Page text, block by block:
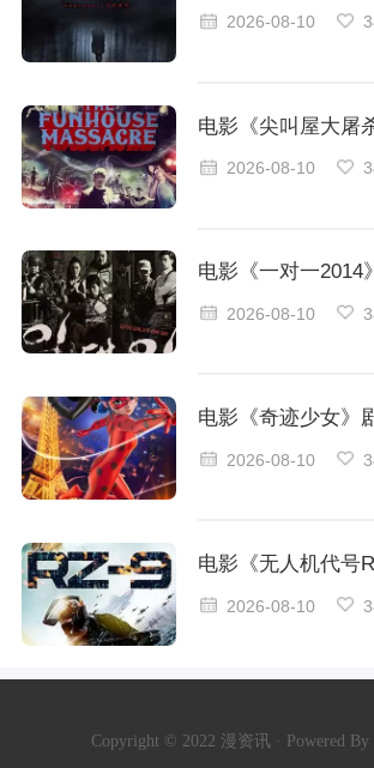
2026-08-10
电影《尖叫屋大屠
2026-08-10
电影《一对一2014
2026-08-10
电影《奇迹少女》
2026-08-10
电影《无人机代号
2026-08-10
Copyright © 2022 漫资讯 · Powered By